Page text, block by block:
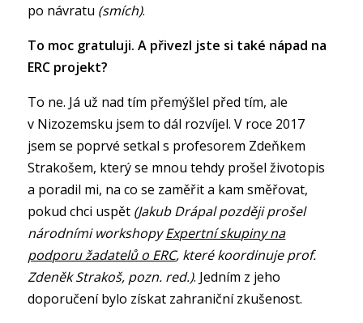
po návratu (smích).
To moc gratuluji. A přivezl jste si také nápad na
ERC projekt?
To ne. Já už nad tím přemýšlel před tím, ale
v Nizozemsku jsem to dál rozvíjel. V roce 2017
jsem se poprvé setkal s profesorem Zdeňkem
Strakošem, který se mnou tehdy prošel životopis
a poradil mi, na co se zaměřit a kam směřovat,
pokud chci uspět (Jakub Drápal později prošel
národními workshopyExpertní skupiny na
podporu žadatelů o ERC, které koordinuje prof.
Zdeněk Strakoš, pozn. red.). Jedním z jeho
doporučení bylo získat zahraniční zkušenost.